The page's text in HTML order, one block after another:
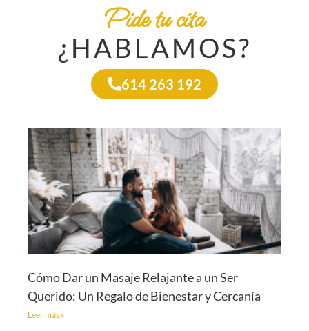
Pide tu cita
¿HABLAMOS?
614 263 192
Cómo Dar un Masaje Relajante a un Ser
Querido: Un Regalo de Bienestar y Cercanía
Leer más »